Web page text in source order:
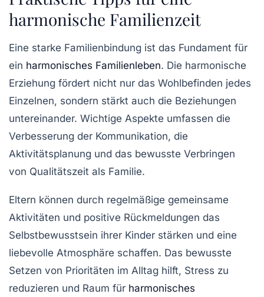
harmonische Familienzeit
Eine starke Familienbindung ist das Fundament für
ein harmonisches Familienleben. Die harmonische
Erziehung fördert nicht nur das Wohlbefinden jedes
Einzelnen, sondern stärkt auch die Beziehungen
untereinander. Wichtige Aspekte umfassen die
Verbesserung der Kommunikation, die
Aktivitätsplanung und das bewusste Verbringen
von Qualitätszeit als Familie.
Eltern können durch regelmäßige gemeinsame
Aktivitäten und positive Rückmeldungen das
Selbstbewusstsein ihrer Kinder stärken und eine
liebevolle Atmosphäre schaffen. Das bewusste
Setzen von Prioritäten im Alltag hilft, Stress zu
reduzieren und Raum für harmonisches